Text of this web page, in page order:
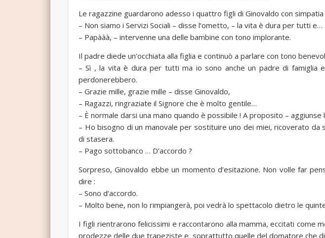
Le ragazzine guardarono adesso i quattro figli di Ginovaldo con
– Non siamo i Servizi Sociali – disse l‘ometto, – la vita è dura per tutti e…
– Papààà, – intervenne una delle bambine con tono implorante.
Il padre diede un’occhiata alla figlia e continuò a parlare con tono
– Sì , la vita è dura per tutti ma io sono anche un padre di famiglia
perdonerebbero.
– Grazie mille, grazie mille – disse Ginovaldo,
– Ragazzi, ringraziate il Signore che è molto gentile…
– È normale darsi una mano quando è possibile ! A proposito – aggiunse
– Ho bisogno di un manovale per sostituire uno dei miei, ricoverato
di stasera.
– Pago sottobanco … D’accordo ?
Sorpreso, Ginovaldo ebbe un momento d’esitazione. Non volle far
dire :
– Sono d’accordo.
– Molto bene, non lo rimpiangerà, poi vedrà lo spettacolo dietro le
I figli rientrarono felicissimi e raccontarono alla mamma, eccitati come
prodezze delle due trapeziste e soprattutto quelle del domatore che